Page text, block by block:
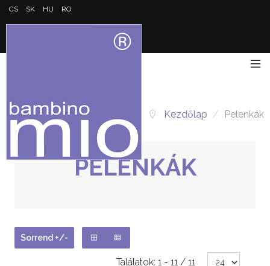
CS SK HU RO
Kezdőlap / Pelenkák
PELENKÁK
Sorrend +/-
Találatok: 1 - 11 / 11